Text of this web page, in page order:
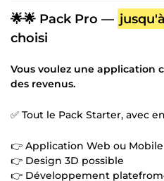
🌟🌟 Pack Pro —
choisi
Vous voulez une application
des revenus.
✅ Tout le Pack Starter, avec
👉 Application Web ou Mobile
👉 Design 3D possible
👉 Développement